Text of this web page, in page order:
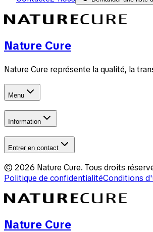
Nature Cure
Nature Cure représente la qualité, la
Menu
Information
Entrer en contact
© 2026 Nature Cure. Tous droits
Politique de confidentialitéConditions
Nature Cure